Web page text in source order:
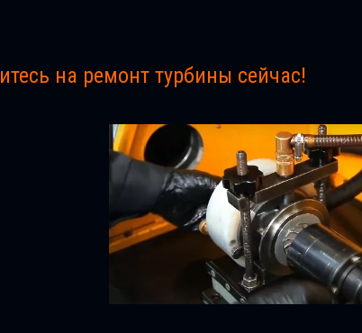
на ремонт турбины сейчас!